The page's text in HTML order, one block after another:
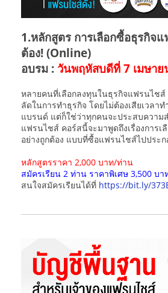
1.หลักสูตร การเลือกซื้อธุรกิจ
ต้อง! (Online)
อบรม : วันพฤหัสบดีที่ 7 เมษาย
หลายคนที่เลือกลงทุนในธุรกิจแฟรนไชส์
ลัดในการทำธุรกิจ โดยไม่ต้องเสียเวลา
แบรนด์ แต่ก็ใช่ว่าทุกคนจะประสบความ
แฟรนไชส์ คอร์สนี้จะมาพูดถึงเรื่องการ
อย่างถูกต้อง แบบที่ซื้อแฟรนไชส์ไปประ
หลักสูตรราคา 2,000 บาท/ท่าน
สมัครเรียน 2 ท่าน ราคาพิเศษ 3,500 บา
สนใจสมัครเรียนได้ที่ https://bit.ly/